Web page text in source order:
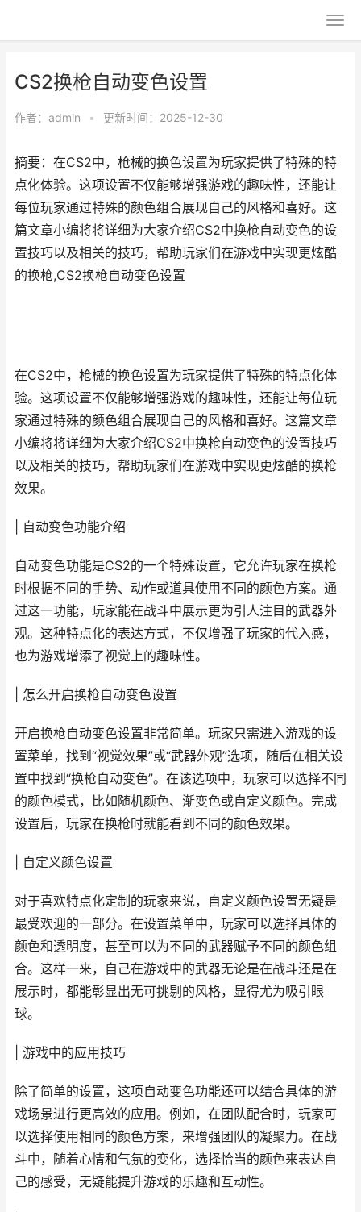
CS2换枪自动变色设置
作者： admin • 更新时间：2025-12-30
摘要：在CS2中，枪械的换色设置为玩家提供了特殊的特
点化体验。这项设置不仅能够增强游戏的趣味性，还能让
每位玩家通过特殊的颜色组合展现自己的风格和喜好。这
篇文章小编将将详细为大家介绍CS2中换枪自动变色的设
置技巧以及相关的技巧，帮助玩家们在游戏中实现更炫酷
的换枪,CS2换枪自动变色设置
在CS2中，枪械的换色设置为玩家提供了特殊的特点化体
验。这项设置不仅能够增强游戏的趣味性，还能让每位玩
家通过特殊的颜色组合展现自己的风格和喜好。这篇文章
小编将将详细为大家介绍CS2中换枪自动变色的设置技巧
以及相关的技巧，帮助玩家们在游戏中实现更炫酷的换枪
效果。
| 自动变色功能介绍
自动变色功能是CS2的一个特殊设置，它允许玩家在换枪
时根据不同的手势、动作或道具使用不同的颜色方案。通
过这一功能，玩家能在战斗中展示更为引人注目的武器外
观。这种特点化的表达方式，不仅增强了玩家的代入感，
也为游戏增添了视觉上的趣味性。
| 怎么开启换枪自动变色设置
开启换枪自动变色设置非常简单。玩家只需进入游戏的设
置菜单，找到“视觉效果”或“武器外观”选项，随后在相关设
置中找到“换枪自动变色”。在该选项中，玩家可以选择不同
的颜色模式，比如随机颜色、渐变色或自定义颜色。完成
设置后，玩家在换枪时就能看到不同的颜色效果。
| 自定义颜色设置
对于喜欢特点化定制的玩家来说，自定义颜色设置无疑是
最受欢迎的一部分。在设置菜单中，玩家可以选择具体的
颜色和透明度，甚至可以为不同的武器赋予不同的颜色组
合。这样一来，自己在游戏中的武器无论是在战斗还是在
展示时，都能彰显出无可挑剔的风格，显得尤为吸引眼
球。
| 游戏中的应用技巧
除了简单的设置，这项自动变色功能还可以结合具体的游
戏场景进行更高效的应用。例如，在团队配合时，玩家可
以选择使用相同的颜色方案，来增强团队的凝聚力。在战
斗中，随着心情和气氛的变化，选择恰当的颜色来表达自
己的感受，无疑能提升游戏的乐趣和互动性。